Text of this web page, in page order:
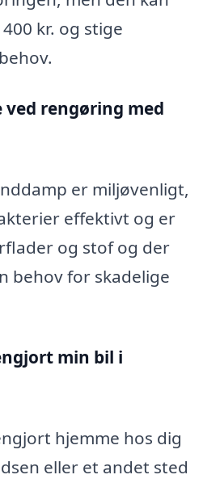
kr. og stige
ved rengøring med
er miljøvenligt,
effektivt og er
og stof og der
behov for skadelige
min bil i
hjemme hos dig
eller et andet sted